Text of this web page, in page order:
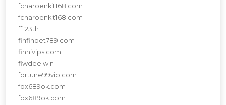
fcharoenkit168.com
fcharoenkit168.com
ff123th
finfinbet789.com
finnivips.com
fiwdee.win
fortune99vip.com
fox689ok.com
fox689ok.com